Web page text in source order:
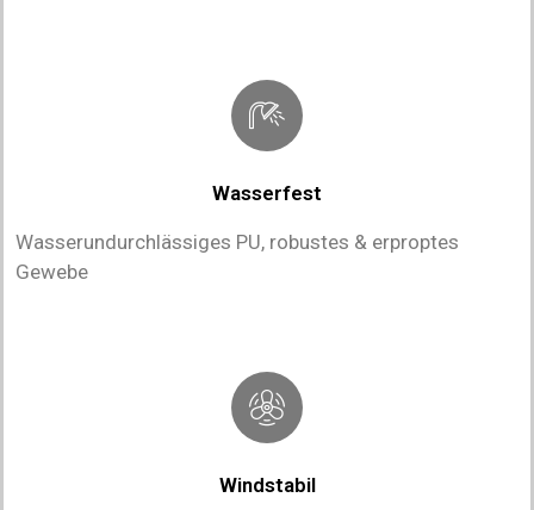
Wasserfest
Wasserundurchlässiges PU, robustes & erproptes
Gewebe
Windstabil